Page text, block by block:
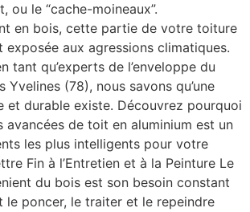
ou le “cache-moineaux”.
en bois, cette partie de votre toiture
exposée aux agressions climatiques.
tant qu’experts de l’enveloppe du
Yvelines (78), nous savons qu’une
et durable existe. Découvrez pourquoi
avancées de toit en aluminium est un
les plus intelligents pour votre
Fin à l’Entretien et à la Peinture Le
du bois est son besoin constant
le poncer, le traiter et le repeindre